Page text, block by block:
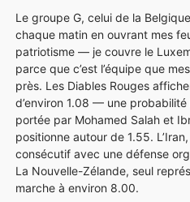
Le groupe G, celui de la
chaque matin en ouvrant mes
patriotisme — je couvre le
parce que c’est l’équipe que
près. Les Diables Rouges
d’environ 1.08 — une probabilité
portée par Mohamed Salah et
positionne autour de 1.55.
consécutif avec une défense
La Nouvelle-Zélande, seul
marche à environ 8.00.